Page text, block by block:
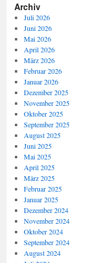
Archiv
Juli 2026
Juni 2026
Mai 2026
April 2026
März 2026
Februar 2026
Januar 2026
Dezember 2025
November 2025
Oktober 2025
September 2025
August 2025
Juni 2025
Mai 2025
April 2025
März 2025
Februar 2025
Januar 2025
Dezember 2024
November 2024
Oktober 2024
September 2024
August 2024